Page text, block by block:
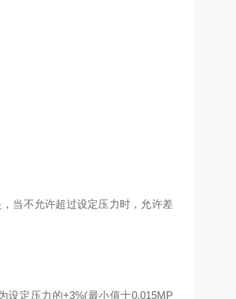
当不允许超过设定压力时，允许差
设定压力的+3%(最小值士0.015MP